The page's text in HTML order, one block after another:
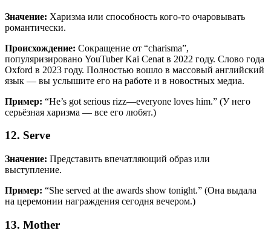
Значение: Харизма или способность кого-то очаровывать
романтически.
Происхождение: Сокращение от “charisma”,
популяризировано YouTuber Kai Cenat в 2022 году. Слово года
Oxford в 2023 году. Полностью вошло в массовый английский
язык — вы услышите его на работе и в новостных медиа.
Пример: “He’s got serious rizz—everyone loves him.” (У него
серьёзная харизма — все его любят.)
12. Serve
Значение: Представить впечатляющий образ или
выступление.
Пример: “She served at the awards show tonight.” (Она выдала
на церемонии награждения сегодня вечером.)
13. Mother